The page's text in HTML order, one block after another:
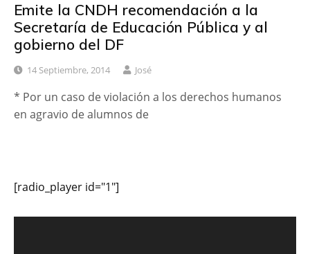
Emite la CNDH recomendación a la
Secretaría de Educación Pública y al
gobierno del DF
14 Septiembre, 2014 José
* Por un caso de violación a los derechos humanos
en agravio de alumnos de
[radio_player id="1"]